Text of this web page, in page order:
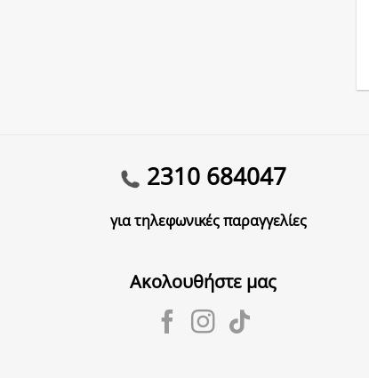
2310 684047
για τηλεφωνικές παραγγελίες
Ακολουθήστε μας